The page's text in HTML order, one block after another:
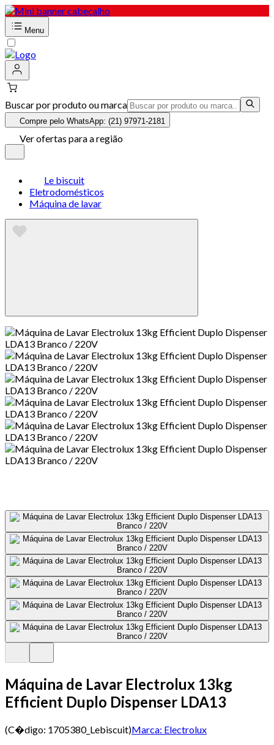
Menu
Buscar por produto ou marca
Compre pelo WhatsApp: (21) 97971-2181
Ver ofertas para a região
Le biscuit
Eletrodomésticos
Máquina de lavar
Máquina de Lavar Electrolux 13kg
Efficient Duplo Dispenser LDA13
(C�digo: 1705380_Lebiscuit)Marca: Electrolux